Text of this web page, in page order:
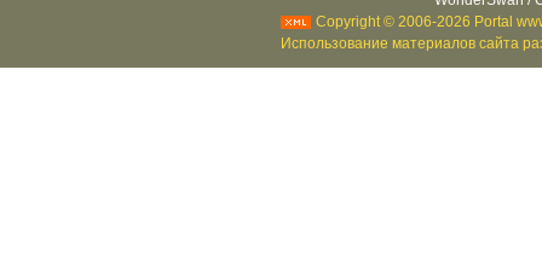
Copyright © 2006-2026 Portal
Использование материалов сайта